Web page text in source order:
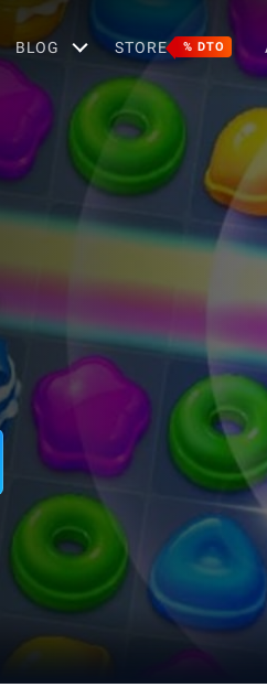
BLOG STORE % DTO